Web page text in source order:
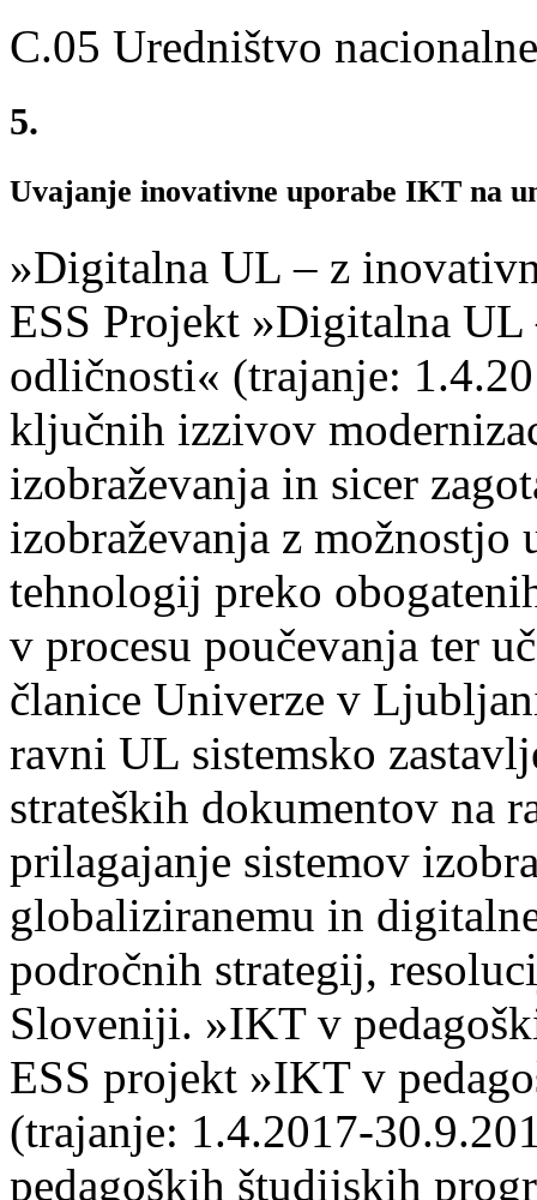
C.05 Uredništvo
5.
Uvajanje inovativne uporabe IKT na
»Digitalna UL – z
ESS Projekt »Digitalna
odličnosti« (trajanje:
ključnih izzivov
izobraževanja in sicer
izobraževanja z
tehnologij preko
v procesu poučevanja ter
članice Univerze v
ravni UL sistemsko
strateških dokumentov na
prilagajanje sistemov
globaliziranemu in
področnih strategij,
Sloveniji. »IKT v
ESS projekt »IKT v
(trajanje: 1.4.2017-
pedagoških študijskih